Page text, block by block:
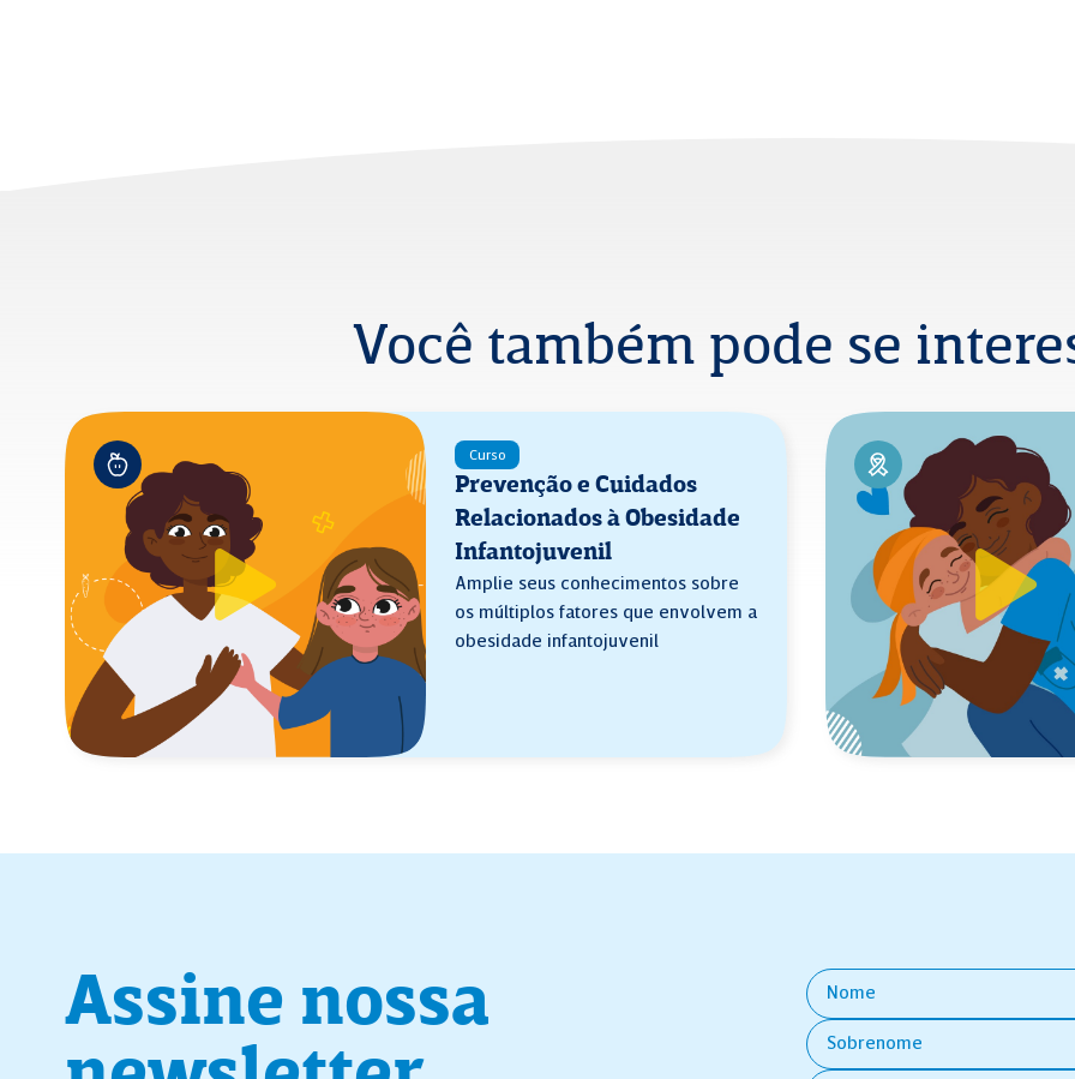
Você também pode se
Curso
Prevenção e Cuidados
Relacionados à Obesidade
Infantojuvenil
Amplie seus conhecimentos sobre
os múltiplos fatores que envolvem a
obesidade infantojuvenil
Assine nossa